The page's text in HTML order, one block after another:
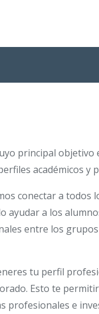
principal
académicos y
conectar a
ayudar a los
entre los
tu perfil
Esto te
profesionales e